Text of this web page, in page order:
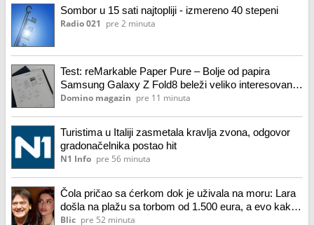
Sombor u 15 sati najtopliji - izmereno 40 stepeni
Radio 021 pre 2 minuta
Test: reMarkable Paper Pure – Bolje od papira
Samsung Galaxy Z Fold8 beleži veliko interesovanje
evropskih potrošača HONOR donosi ARRI filmski
Upoznajte
Domino magazin pre 11 minuta
Turistima u Italiji zasmetala kravlja zvona, odgovor
gradonačelnika postao hit
N1 Info pre 56 minuta
Čola pričao sa ćerkom dok je uživala na moru: Lara
došla na plažu sa torbom od 1.500 eura, a evo kako
je reagovala na poziv oca
Blic pre 52 minuta